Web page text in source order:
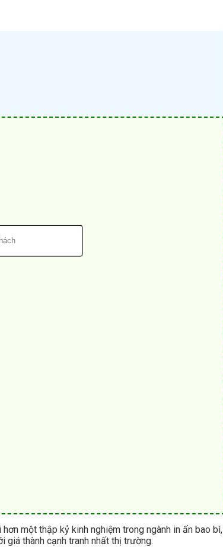
một thập kỷ kinh nghiệm trong ngành in ấn bao bì,
giá thành cạnh tranh nhất thị trường.